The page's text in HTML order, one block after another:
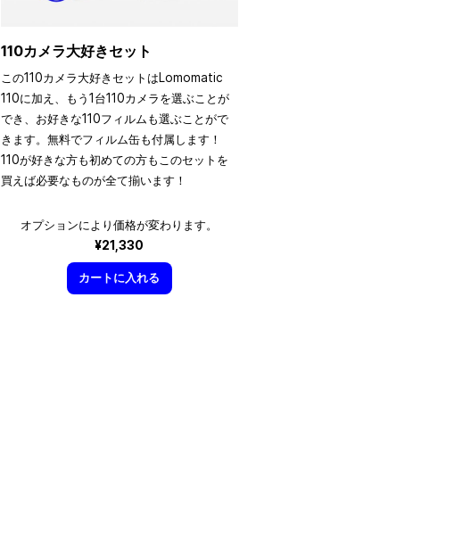
110カメラ大好きセット
この110カメラ大好きセットはLomomatic
110に加え、もう1台110カメラを選ぶことが
でき、お好きな110フィルムも選ぶことがで
きます。無料でフィルム缶も付属します！
110が好きな方も初めての方もこのセットを
買えば必要なものが全て揃います！
オプションにより価格が変わります。
¥21,330
カートに入れる